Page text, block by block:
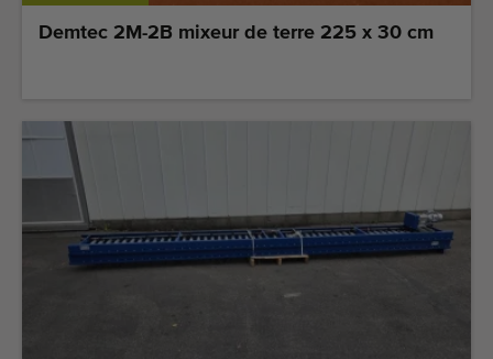
Demtec 2M-2B mixeur de terre 225 x 30 cm